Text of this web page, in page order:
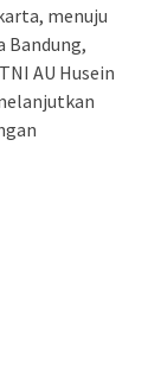
menuju
Bandung,
AU Husein